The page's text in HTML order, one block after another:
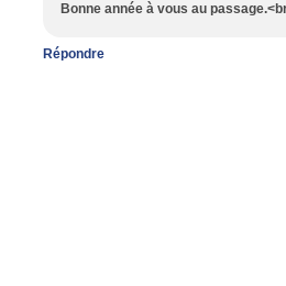
Bonne année à vous au
Répondre